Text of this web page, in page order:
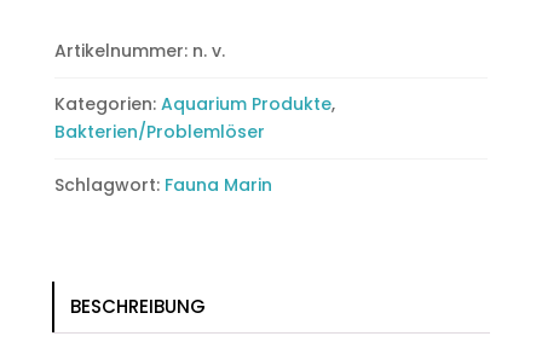
+
mit
Depotwirkung
Artikelnummer: n. v.
Kategorien: Aquarium Produkte,
Bakterien/Problemlöser
Schlagwort: Fauna Marin
BESCHREIBUNG